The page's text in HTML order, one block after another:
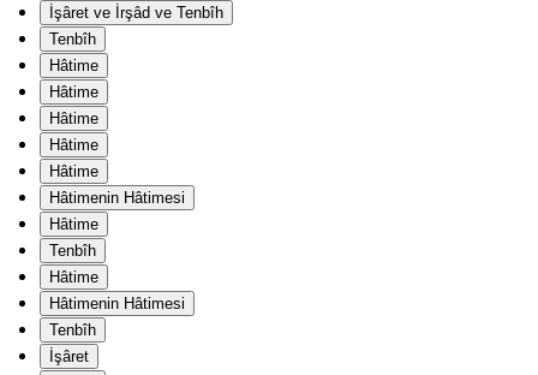
İşâret ve İrşâd ve Tenbîh
Tenbîh
Hâtime
Hâtime
Hâtime
Hâtime
Hâtime
Hâtimenin Hâtimesi
Hâtime
Tenbîh
Hâtime
Hâtimenin Hâtimesi
Tenbîh
İşâret